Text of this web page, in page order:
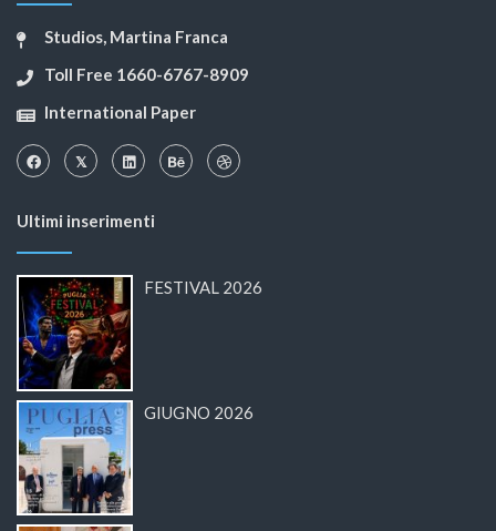
Studios, Martina Franca
Toll Free 1660-6767-8909
International Paper
Ultimi inserimenti
FESTIVAL 2026
GIUGNO 2026